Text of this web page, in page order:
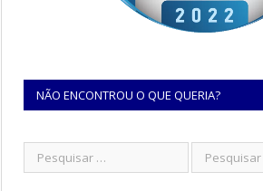
NÃO ENCONTROU O QUE QUERIA?